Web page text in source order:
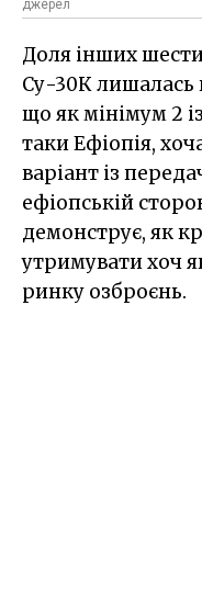
джерел
Доля інших
Су-30К лишалась
що як мінімум 2
таки Ефіопія,
варіант із
ефіопській
демонструє, як
утримувати хоч
ринку озброєнь.